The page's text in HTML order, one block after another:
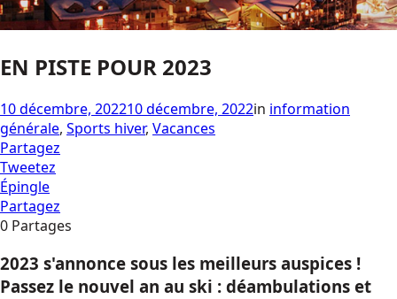
EN PISTE POUR 2023
10 décembre, 202210 décembre, 2022in information
générale, Sports hiver, Vacances
Partagez
Tweetez
Épingle
Partagez
0 Partages
2023 s'annonce sous les meilleurs auspices !
Passez le nouvel an au ski : déambulations et